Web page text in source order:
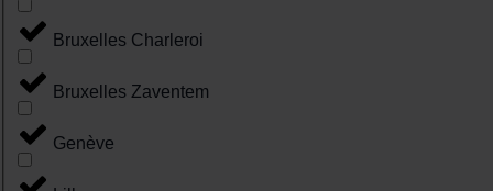
Bruxelles Charleroi
Bruxelles Zaventem
Genève